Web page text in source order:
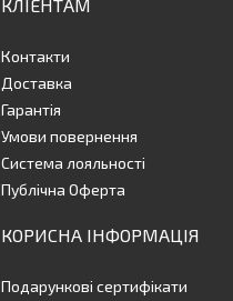
КЛІЕНТАМ
Контакти
Доставка
Гарантія
Умови повернення
Система лояльності
Публічна Оферта
КОРИСНА ІНФОРМАЦІЯ
Подарункові сертифікати